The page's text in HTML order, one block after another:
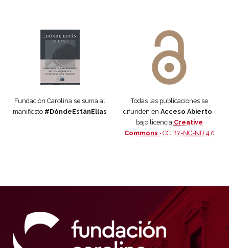
Fundación Carolina se suma al
manifiesto #DóndeEstánEllas
Todas las publicaciones se
difunden en Acceso Abierto
bajo licencia Creative
Commons · CC BY-NC-ND 4.0